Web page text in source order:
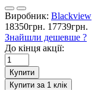
Виробник: Blackview
18350грн. 17739грн.
Знайшли дешевше ?
До кінця акції:
Купити
Купити за 1 клiк